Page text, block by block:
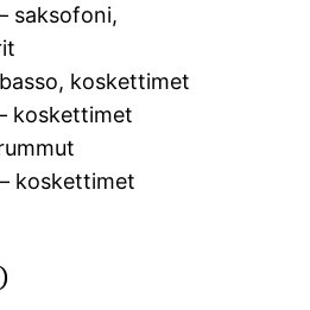
saksofoni,
koskettimet
koskettimet
– koskettimet